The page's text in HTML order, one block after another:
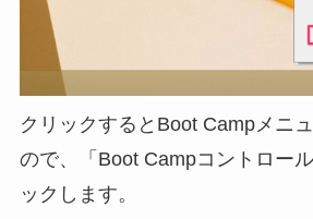
クリックするとBoot Campメニ
ので、「Boot Campコントロー
ックします。